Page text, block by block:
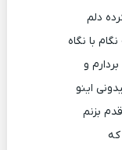
دلم
با نگاه
و
اینو
بزنم
که